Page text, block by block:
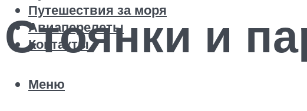
Путешествия за моря
Авиаперелеты
Контакты
Меню
Стоянки и